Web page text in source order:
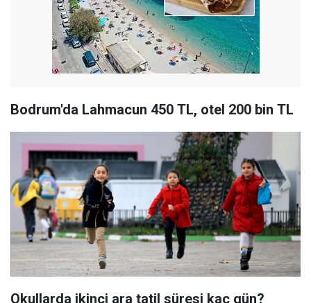
Bodrum'da Lahmacun 450 TL, otel 200 bin TL
Okullarda ikinci ara tatil süresi kaç gün?